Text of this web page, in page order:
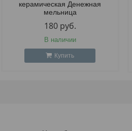
керамическая Денежная
мельница
180 руб.
В наличии
Купить